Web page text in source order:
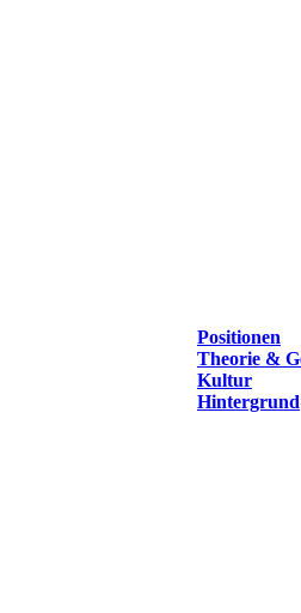
Positionen
Theorie &
Kultur
Hintergrund